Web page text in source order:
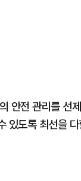
안전 관리를 선
있도록 최선을